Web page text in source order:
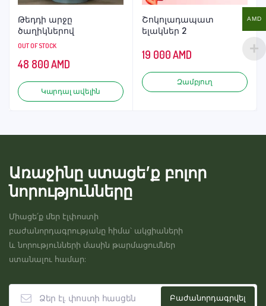
Թեդդի արջը
ծաղիկներով
OUT OF STOCK
48 800AMD
Կարդալ ավելին
Շոկոլադապատ
ելակներ 2
19 000AMD
Զամբյուղ
Առաջինը ստացե’ք բոլոր
նորությունները
Միացե՛ք մեր էլփոստի
բաժանորդագրությանը հիմա՝ ակցիաների
և նորությունների մասին թարմացումներ
ստանալու համար:
AMD